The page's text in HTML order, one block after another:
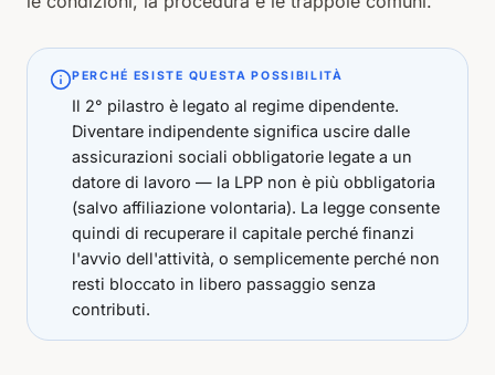
PERCHÉ ESISTE QUESTA POSSIBILITÀ
Il 2° pilastro è legato al regime dipendente.
Diventare indipendente significa uscire dalle
assicurazioni sociali obbligatorie legate a un
datore di lavoro — la LPP non è più obbligatoria
(salvo affiliazione volontaria). La legge consente
quindi di recuperare il capitale perché finanzi
l'avvio dell'attività, o semplicemente perché non
resti bloccato in libero passaggio senza
contributi.